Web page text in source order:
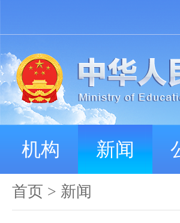
机构 新闻
首页 > 新闻